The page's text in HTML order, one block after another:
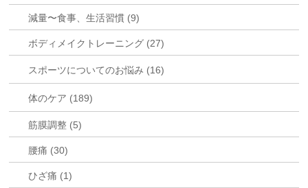
減量〜食事、生活習慣 (9)
ボディメイクトレーニング (27)
スポーツについてのお悩み (16)
体のケア (189)
筋膜調整 (5)
腰痛 (30)
ひざ痛 (1)